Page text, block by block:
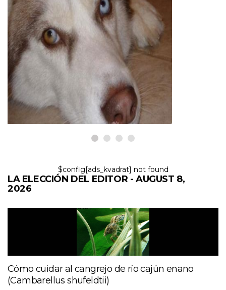
PERROS
Propiedad del Husky Siberiano:
lo bueno, lo malo y lo feo
$config[ads_kvadrat] not found
LA ELECCIÓN DEL EDITOR - AUGUST 8,
2026
Cómo cuidar al cangrejo de río cajún enano
(Cambarellus shufeldtii)